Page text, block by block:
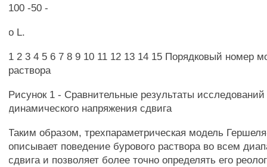
100 -50 -
о L.
1 2 3 4 5 6 7 8 9 10 11 12 13 14 15 Порядковый номер
раствора
Рисунок 1 - Сравнительные результаты
динамического напряжения сдвига
Таким образом, трехпараметрическая модель
описывает поведение бурового раствора во всем
сдвига и позволяет более точно определять его